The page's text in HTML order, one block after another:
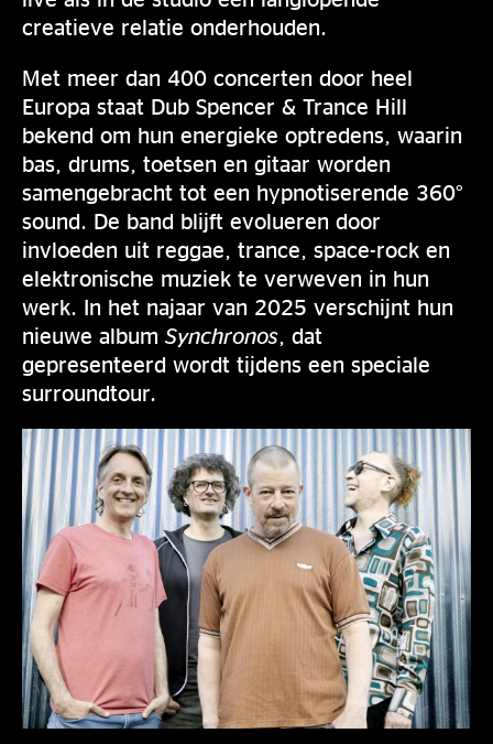
creatieve relatie onderhouden.
Met meer dan 400 concerten door heel
Europa staat Dub Spencer & Trance Hill
bekend om hun energieke optredens, waarin
bas, drums, toetsen en gitaar worden
samengebracht tot een hypnotiserende 360°
sound. De band blijft evolueren door
invloeden uit reggae, trance, space-rock en
elektronische muziek te verweven in hun
werk. In het najaar van 2025 verschijnt hun
nieuwe album Synchronos , dat
gepresenteerd wordt tijdens een speciale
surroundtour.